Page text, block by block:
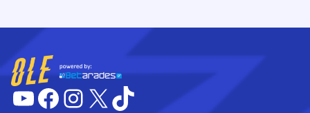
YouTube
Facebook
Instagram
X TikTok